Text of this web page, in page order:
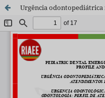
Urgência